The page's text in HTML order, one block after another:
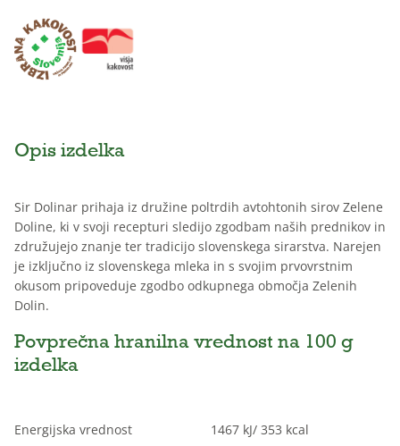
Opis izdelka
Sir Dolinar prihaja iz družine poltrdih avtohtonih sirov Zelene
Doline, ki v svoji recepturi sledijo zgodbam naših prednikov in
združujejo znanje ter tradicijo slovenskega sirarstva. Narejen
je izključno iz slovenskega mleka in s svojim prvovrstnim
okusom pripoveduje zgodbo odkupnega območja Zelenih
Dolin.
Povprečna hranilna vrednost na 100 g
izdelka
Energijska vrednost 1467 kJ/ 353 kcal